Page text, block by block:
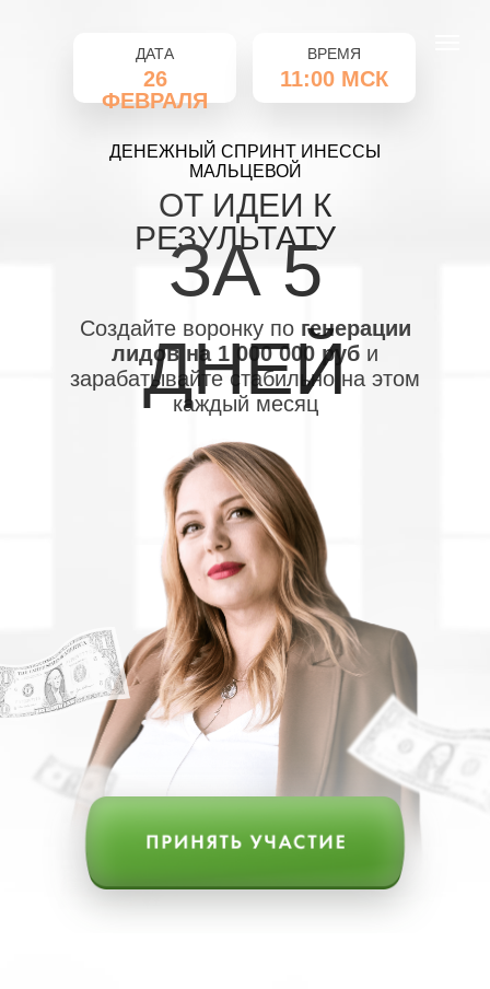
26
ФЕВРАЛЯ
ДЕНЕЖНЫЙ СПРИНТ ИНЕССЫ
МАЛЬЦЕВОЙ
ДАТА
ОТ ИДЕИ К
РЕЗУЛЬТАТУ
11:00 МСК
ВРЕМЯ
ЗА 5
ДНЕЙ
Создайте воронку по генерации
лидов на 1 000 000 руб и
зарабатывайте стабильно на этом
каждый месяц